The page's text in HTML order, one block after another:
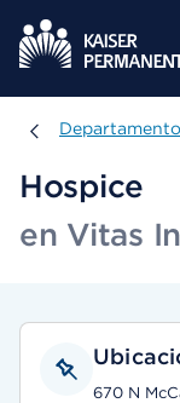
Hospice
en Vitas
670 N